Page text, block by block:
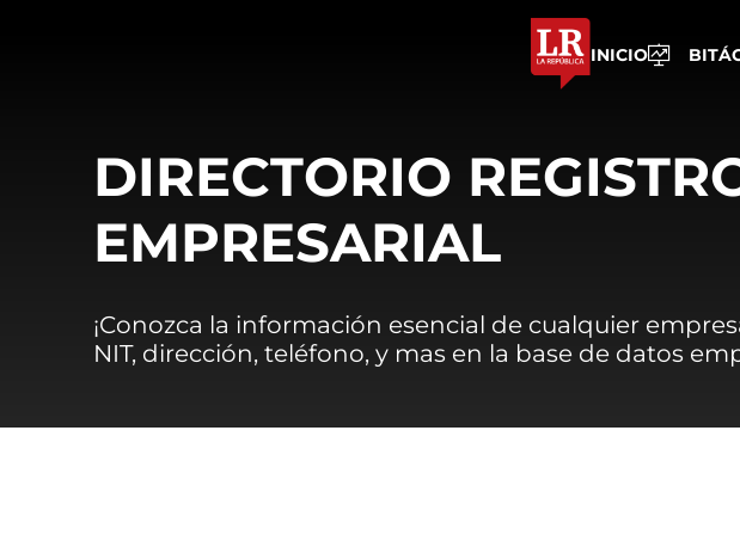
INICIO
DIRECTORIO
EMPRESARIAL
¡Conozca la información esencial de cualquier
NIT, dirección, teléfono, y mas en la base de datos